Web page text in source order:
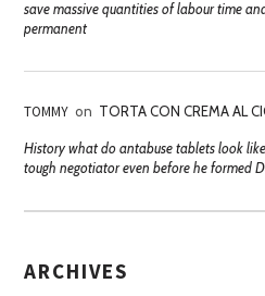
save massive quantities of labour time
permanent
TOMMY on TORTA CON CREMA AL
History what do antabuse tablets look
tough negotiator even before he formed
ARCHIVES